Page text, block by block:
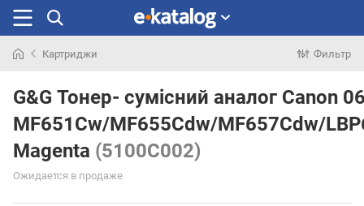
раньше
Картриджи Фильтр
G&G Тонер- сумісний аналог Canon
MF651Cw/MF655Cdw/MF657Cdw/
Magenta (5100C002)
Ожидается в продаже